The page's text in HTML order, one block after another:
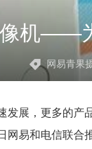
机——
网易青果
发展，更多的产
网易和电信联